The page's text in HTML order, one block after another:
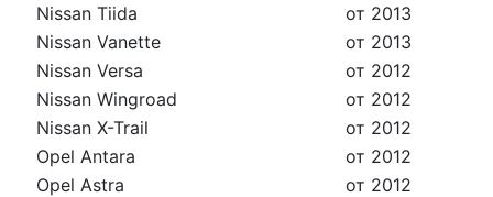
Nissan Tiida
от 2013
Nissan Vanette
от 2013
Nissan Versa
от 2012
Nissan Wingroad
от 2012
Nissan X-Trail
от 2012
Opel Antara
от 2012
Opel Astra
от 2012